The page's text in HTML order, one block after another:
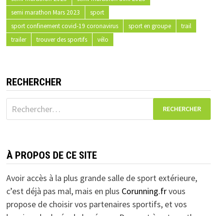
semi marathon Mars 2023
sport
sport confinement covid-19 coronavirus
sport en groupe
trail
trailer
trouver des sportifs vélo
RECHERCHER
Rechercher :
À PROPOS DE CE SITE
Avoir accès à la plus grande salle de sport extérieure,
c’est déjà pas mal, mais en plus Corunning.frvous
propose de choisir vos partenaires sportifs, et vos